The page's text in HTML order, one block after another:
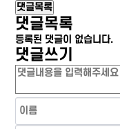
댓글목록
댓글목록
등록된 댓글이 없습니다.
댓글쓰기